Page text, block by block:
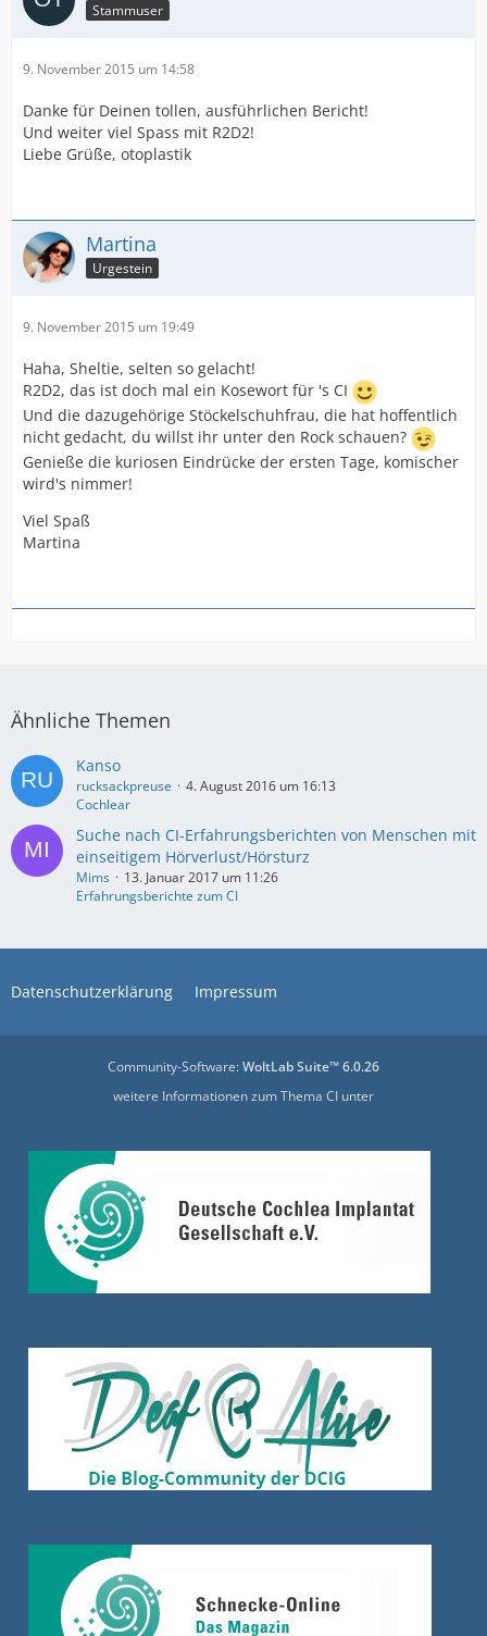
Stammuser
9. November 2015 um 14:58
Danke für Deinen tollen, ausführlichen Bericht!
Und weiter viel Spass mit R2D2!
Liebe Grüße, otoplastik
Martina
Urgestein
9. November 2015 um 19:49
Haha, Sheltie, selten so gelacht!
R2D2, das ist doch mal ein Kosewort für 's CI
Und die dazugehörige Stöckelschuhfrau, die hat hoffentlich
nicht gedacht, du willst ihr unter den Rock schauen?
Genieße die kuriosen Eindrücke der ersten Tage, komischer
wird's nimmer!
Viel Spaß
Martina
Ähnliche Themen
Kanso
rucksackpreuse
4. August 2016 um 16:13
Cochlear
Suche nach CI-Erfahrungsberichten von Menschen mit
einseitigem Hörverlust/Hörsturz
Mims
13. Januar 2017 um 11:26
Erfahrungsberichte zum CI
Datenschutzerklärung Impressum
Community-Software:WoltLab Suite™ 6.0.26
weitere Informationen zum Thema CI unter